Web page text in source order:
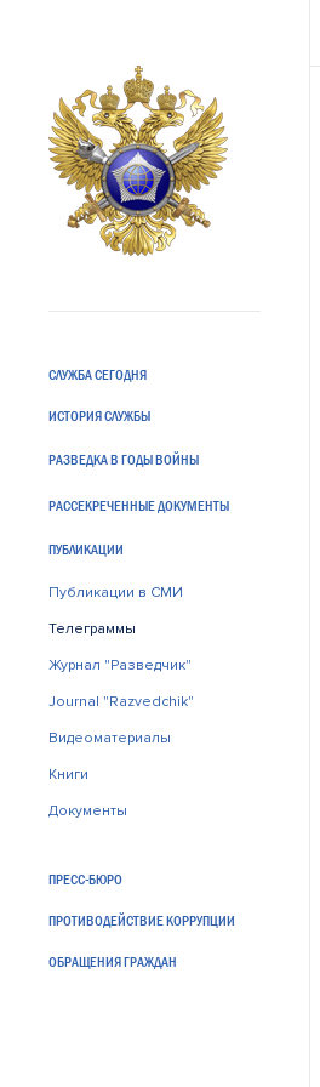
СЛУЖБА СЕГОДНЯ
ИСТОРИЯ СЛУЖБЫ
РАЗВЕДКА В ГОДЫ ВОЙНЫ
РАССЕКРЕЧЕННЫЕ ДОКУМЕНТЫ
ПУБЛИКАЦИИ
Публикации в СМИ
Телеграммы
Журнал "Разведчик"
Journal "Razvedchik"
Видеоматериалы
Книги
Документы
ПРЕСС-БЮРО
ПРОТИВОДЕЙСТВИЕ КОРРУПЦИИ
ОБРАЩЕНИЯ ГРАЖДАН